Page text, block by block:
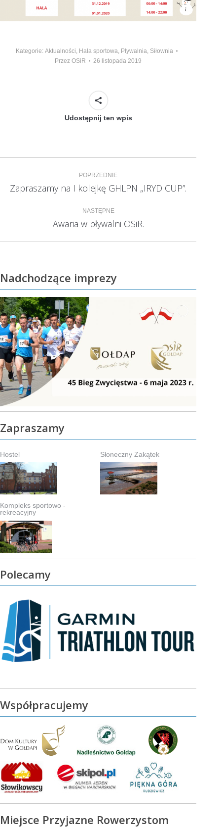
Kategorie: Aktualności, Hala sportowa, Pływalnia, Siłownia
Przez OSiR 26 listopada 2019
Udostępnij ten wpis
Nawigacja
wpisów
POPRZEDNIE
Poprzedni
wpis:
Zapraszamy na I kolejkę GHLPN „IRYD CUP”.
NASTĘPNE
Następny
wpis:
Awaria w pływalni OSiR.
Nadchodzące imprezy
Zapraszamy
Hostel Słoneczny Zakątek
Kompleks sportowo -
rekreacyjny
Polecamy
Współpracujemy
Miejsce Przyjazne Rowerzystom